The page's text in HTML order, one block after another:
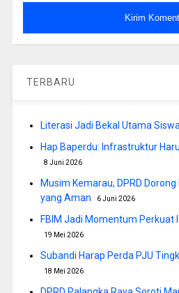
TERBARU
Literasi Jadi Bekal Utama
Hap Baperdu: Infrastruktur
8 Juni 2026
Musim Kemarau, DPRD
yang Aman
6 Juni 2026
FBIM Jadi Momentum Perkuat
19 Mei 2026
Subandi Harap Perda PJU
18 Mei 2026